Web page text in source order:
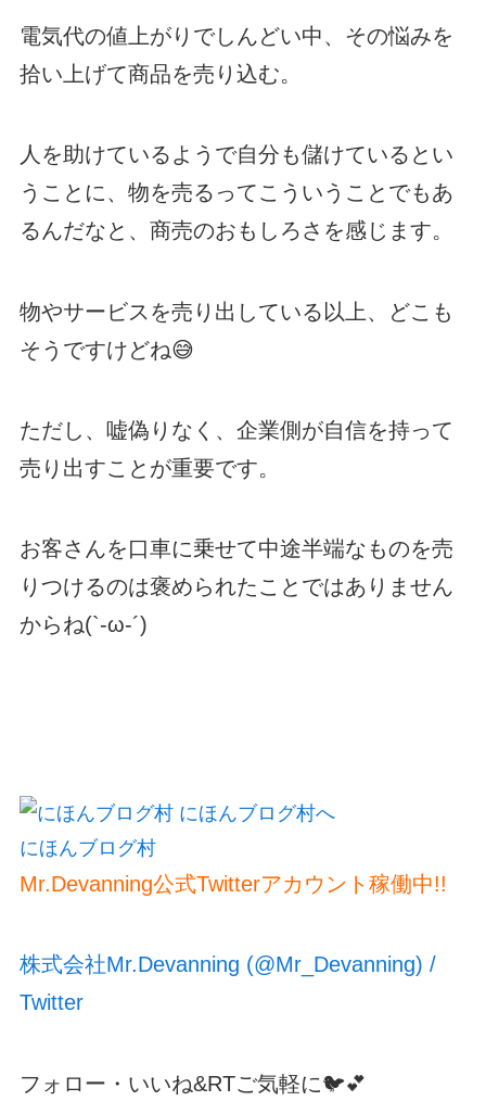
電気代の値上がりでしんどい中、その悩みを
拾い上げて商品を売り込む。
人を助けているようで自分も儲けているとい
うことに、物を売るってこういうことでもあ
るんだなと、商売のおもしろさを感じます。
物やサービスを売り出している以上、どこも
そうですけどね😅
ただし、嘘偽りなく、企業側が自信を持って
売り出すことが重要です。
お客さんを口車に乗せて中途半端なものを売
りつけるのは褒められたことではありません
からね(`-ω-´)
にほんブログ村
Mr.Devanning公式Twitterアカウント稼働中!!
株式会社Mr.Devanning (@Mr_Devanning) /
Twitter
フォロー・いいね&RTご気軽に🐦💕